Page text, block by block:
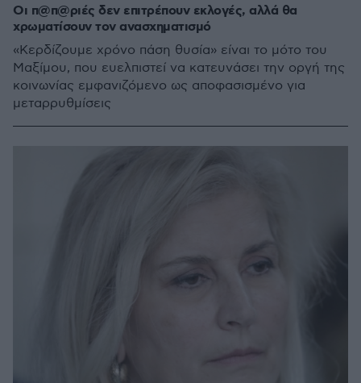
Οι π@π@ριές δεν επιτρέπουν εκλογές, αλλά θα
χρωματίσουν τον ανασχηματισμό
«Kερδίζουμε χρόνο πάση θυσία» είναι το μότο του
Μαξίμου, που ευελπιστεί να κατευνάσει την οργή της
κοινωνίας εμφανιζόμενο ως αποφασισμένο για
μεταρρυθμίσεις